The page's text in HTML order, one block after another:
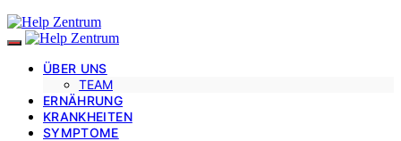
ÜBER UNS
TEAM
ERNÄHRUNG
KRANKHEITEN
SYMPTOME